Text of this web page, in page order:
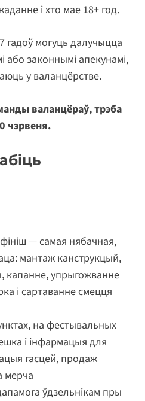
і хто мае 18+ год.
гадоў могуць далучыцца
або законнымі апекунамі,
у валанцёрстве.
валанцёраў, трэба
чэрвеня.
— самая нябачная,
мантаж канструкцый,
капанне, упрыгожванне
і сартаванне смецця
на фестывальных
і інфармацыя для
гасцей, продаж
мерча
ўдзельнікам пры